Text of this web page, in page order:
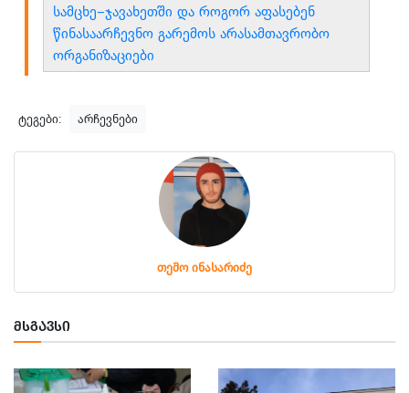
სამცხე–ჯავახეთში და როგორ აფასებენ
წინასაარჩევნო გარემოს არასამთავრობო
ორგანიზაციები
ტეგები: არჩევნები
თემო ინასარიძე
ᲛᲡᲒᲐᲕᲡᲘ